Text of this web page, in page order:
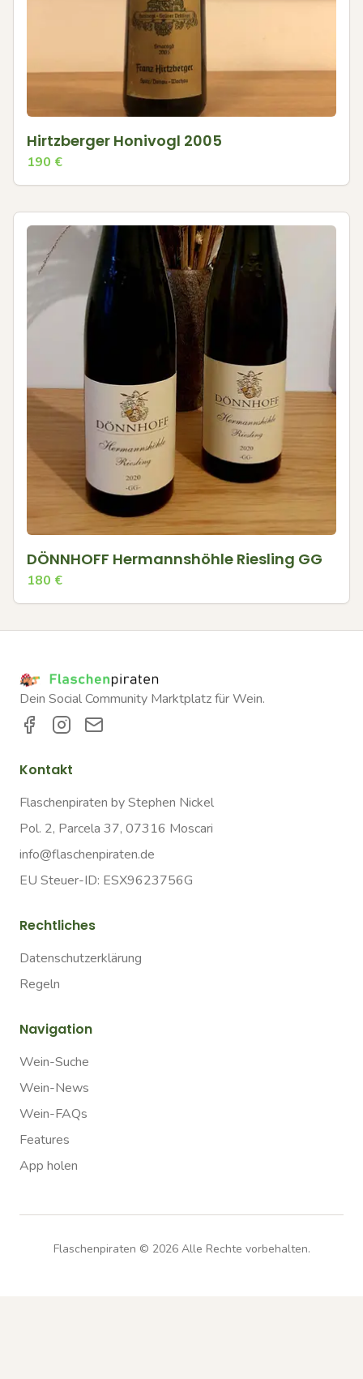
Hirtzberger Honivogl 2005
190 €
DÖNNHOFF Hermannshöhle Riesling GG
180 €
Dein Social Community Marktplatz für Wein.
Kontakt
Flaschenpiraten by Stephen Nickel
Pol. 2, Parcela 37, 07316 Moscari
info@flaschenpiraten.de
EU Steuer-ID: ESX9623756G
Rechtliches
Datenschutzerklärung
Regeln
Navigation
Wein-Suche
Wein-News
Wein-FAQs
Features
App holen
Flaschenpiraten © 2026Alle Rechte vorbehalten.